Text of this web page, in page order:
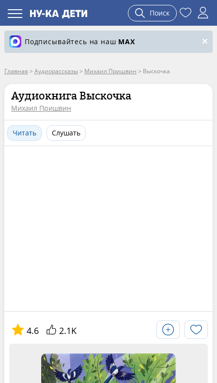
Поиск
Подписывайтесь на наш MAX
Главная > Аудиорассказы > Михаил Пришвин > Выскочка
Аудиокнига Выскочка
Михаил Пришвин
Читать Слушать
4.6 2.1K